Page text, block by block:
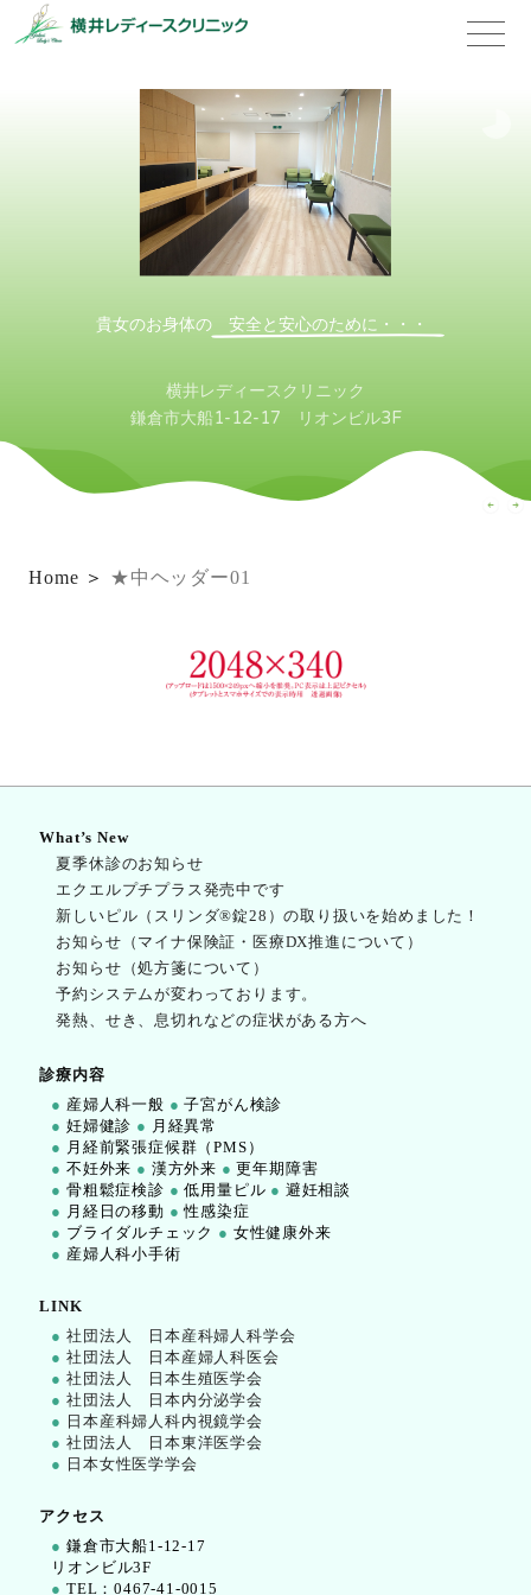
toggle
貴女のお身体の 安全と安心のために・・・
横井レディースクリニック
鎌倉市大船1-12-17 リオンビル3F
Home ＞ ★中ヘッダー01
What’s New
夏季休診のお知らせ
エクエルプチプラス発売中です
新しいピル（スリンダ®錠28）の取り扱いを始めました！
お知らせ（マイナ保険証・医療DX推進について）
お知らせ（処方箋について）
予約システムが変わっております。
発熱、せき、息切れなどの症状がある方へ
診療内容
● 産婦人科一般 ● 子宮がん検診
● 妊婦健診 ● 月経異常
● 月経前緊張症候群（PMS）
● 不妊外来 ● 漢方外来 ● 更年期障害
● 骨粗鬆症検診 ● 低用量ピル ● 避妊相談
● 月経日の移動 ● 性感染症
● ブライダルチェック ● 女性健康外来
● 産婦人科小手術
LINK
● 社団法人 日本産科婦人科学会
● 社団法人 日本産婦人科医会
● 社団法人 日本生殖医学会
● 社団法人 日本内分泌学会
● 日本産科婦人科内視鏡学会
● 社団法人 日本東洋医学会
● 日本女性医学学会
アクセス
● 鎌倉市大船1-12-17
リオンビル3F
● TEL：0467-41-0015